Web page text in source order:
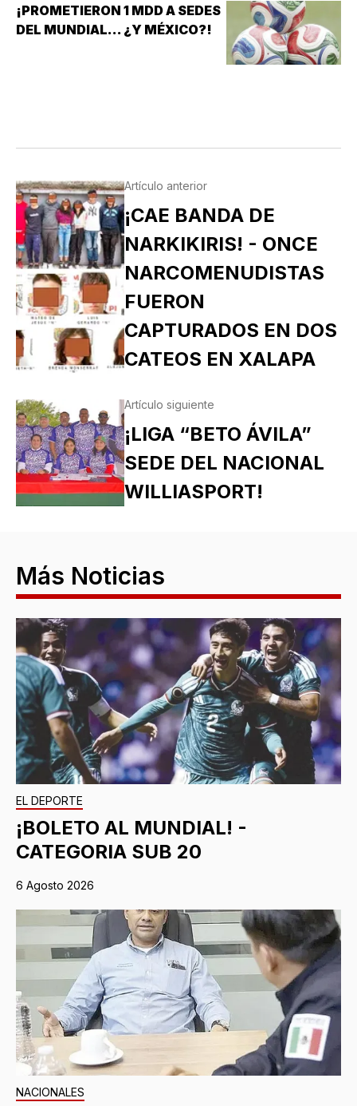
¡PROMETIERON 1 MDD A SEDES
DEL MUNDIAL... ¿Y MÉXICO?!
Artículo anterior
¡CAE BANDA DE
NARKIKIRIS! - ONCE
NARCOMENUDISTAS
FUERON
CAPTURADOS EN DOS
CATEOS EN XALAPA
Artículo siguiente
¡LIGA “BETO ÁVILA”
SEDE DEL NACIONAL
WILLIASPORT!
Más Noticias
EL DEPORTE
¡BOLETO AL MUNDIAL! -
CATEGORIA SUB 20
6 Agosto 2026
NACIONALES